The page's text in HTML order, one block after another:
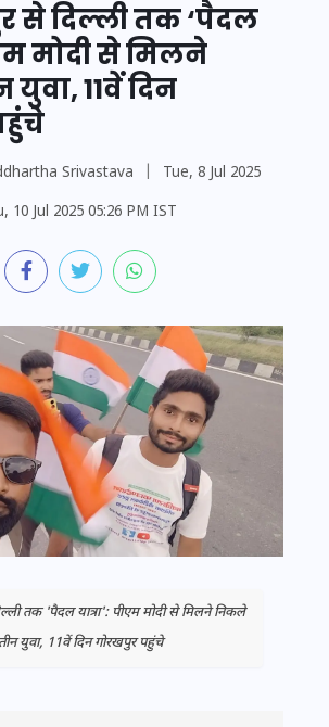
दिल्ली तक ‘पैदल
मोदी से मिलने
11वें दिन
Srivastava
Tue, 8 Jul 2025
10 Jul 2025 05:26 PM IST
तक 'पैदल यात्रा': पीएम मोदी से मिलने निकले
तीन युवा, 11वें दिन गोरखपुर पहुंचे